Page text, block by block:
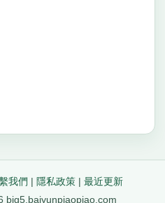
我們 | 隱私政策 | 最近更新
big5.baiyunpiaopiao.com